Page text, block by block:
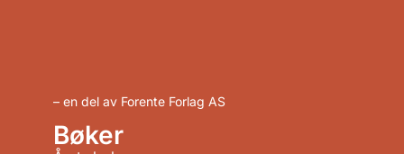
– en del av Forente Forlag AS
Bøker